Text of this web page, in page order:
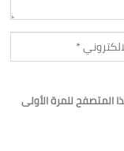
المتصفح للمرة الأولى